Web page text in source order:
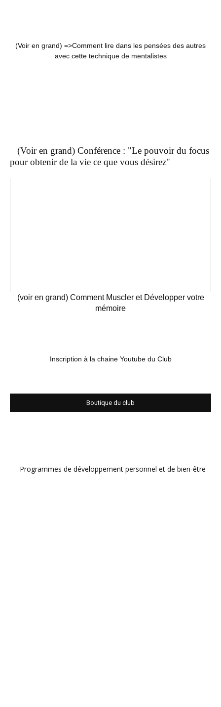
(Voir en grand) =>Comment lire dans les pensées des autres
avec cette technique de mentalistes
(Voir en grand) Conférence : "Le pouvoir du focus
pour obtenir de la vie ce que vous désirez"
(voir en grand) Comment Muscler et Développer votre
mémoire
Inscription à la chaine Youtube du Club
Boutique du club
Programmes de développement personnel et de bien-être